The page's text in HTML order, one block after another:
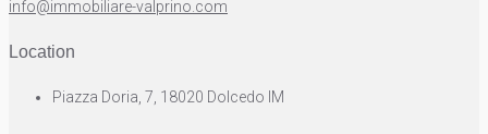
info@immobiliare-valprino.com
Location
Piazza Doria, 7, 18020 Dolcedo IM